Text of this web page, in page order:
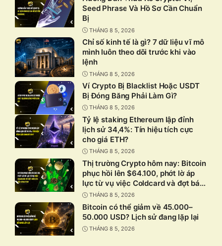
Seed Phrase Và Hồ Sơ Cần Chuẩn
Bị
THÁNG 8 5, 2026
Chỉ số kinh tế là gì? 7 dữ liệu vĩ mô
mình luôn theo dõi trước khi vào
lệnh
THÁNG 8 5, 2026
Ví Crypto Bị Blacklist Hoặc USDT
Bị Đóng Băng Phải Làm Gì?
THÁNG 8 5, 2026
Tỷ lệ staking Ethereum lập đỉnh
lịch sử 34,4%: Tín hiệu tích cực
cho giá ETH?
THÁNG 8 5, 2026
Thị trường Crypto hôm nay: Bitcoin
phục hồi lên $64.100, phớt lờ áp
lực từ vụ việc Coldcard và đợt bán
BTC của Strategy
THÁNG 8 5, 2026
Bitcoin có thể giảm về 45.000–
50.000 USD? Lịch sử đang lặp lại
THÁNG 8 5, 2026